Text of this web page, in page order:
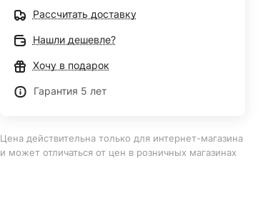
Рассчитать доставку
Нашли дешевле?
Хочу в подарок
Гарантия 5 лет
Цена действительна только для интернет-магазина
и может отличаться от цен в розничных магазинах